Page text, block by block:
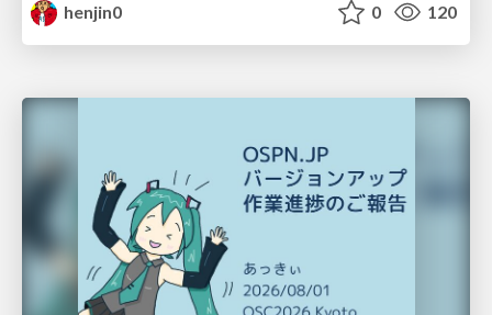
henjin0
0 120